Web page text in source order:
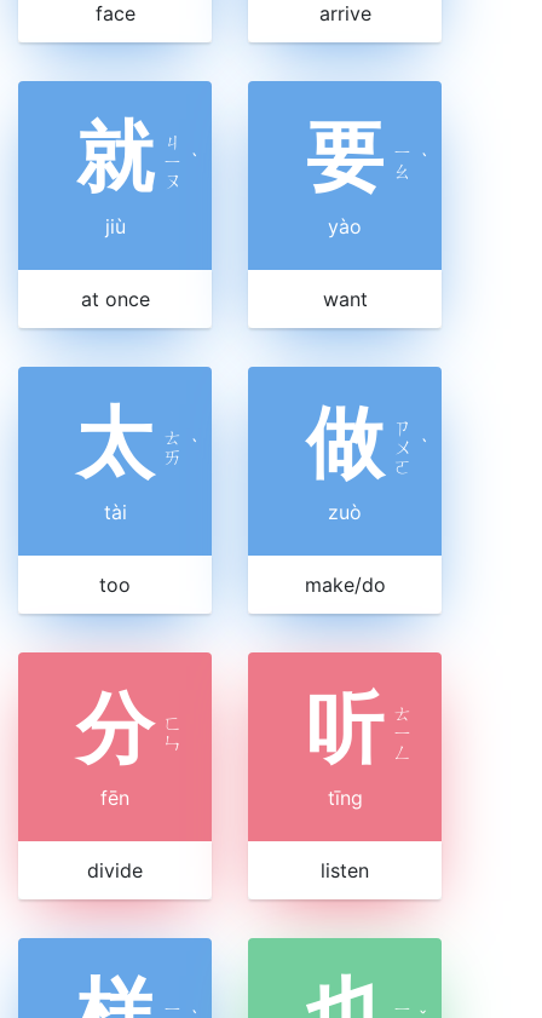
face arrive
就 ㄐ
ㄧ
ㄡ
ˋ
jiù
at once
要 ㄧ
ㄠ ˋ
yào
want
太 ㄊ
ㄞ ˋ
tài
too
做 ㄗ
ㄨ
ㄛ
ˋ
zuò
make/do
分 ㄈ
ㄣ
fēn
divide
听 ㄊ
ㄧ
ㄥ
tīng
listen
ㄧ
ㄧ